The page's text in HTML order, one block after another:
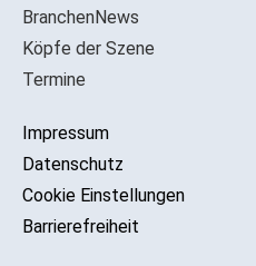
BranchenNews
Köpfe der Szene
Termine
Impressum
Datenschutz
Cookie Einstellungen
Barrierefreiheit